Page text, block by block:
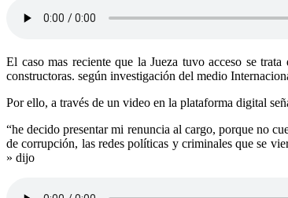
El caso mas reciente que la Jueza tuvo acceso se
constructoras. según investigación del medio
Por ello, a través de un video en la plataforma digital
“he decido presentar mi renuncia al cargo, porque no
de corrupción, las redes políticas y criminales que se
» dijo